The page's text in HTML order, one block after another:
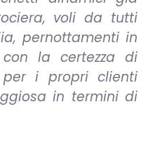
voli da tutti
pernottamenti in
la certezza di
per i propri clienti
in termini di